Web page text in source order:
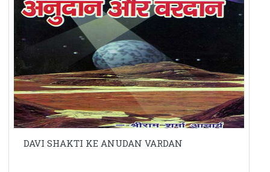
DAVI SHAKTI KE ANUDAN VARDAN